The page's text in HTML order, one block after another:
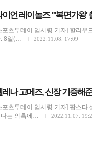
이언 레이놀즈 "'복면가왕'
포츠투데이 임시령 기자] 할리우
. 8일(…
2022.11.08. 17:09
레나 고메즈, 신장 기증해
포츠투데이 임시령 기자] 팝스타
다는 의혹에…
2022.11.07.